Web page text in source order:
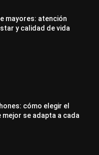
mayores: atención
y calidad de vida
cómo elegir el
se adapta a cada